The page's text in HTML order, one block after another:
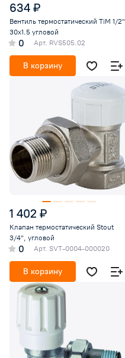
634 ₽
Вентиль термостатический TiM 1/2"
30х1.5 угловой
0 Арт. RVS505.02
В корзину
1 402 ₽
Клапан термостатический Stout
3/4", угловой
0 Арт. SVT-0004-000020
В корзину